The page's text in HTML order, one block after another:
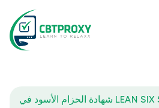
شهادة الحزام الأسود في LEAN SIX SIGMA – اختبار